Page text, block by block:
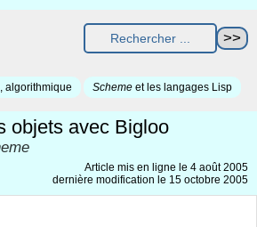
algorithmique Scheme et les langages Lisp
objets avec Bigloo
Article mis en ligne le 4 août 2005
dernière modification le 15 octobre 2005